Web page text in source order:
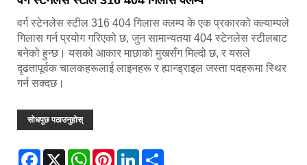
वर्ग स्टेनलेस स्टील 316 404 गिलास क्लम्प के एक प्रकारको क्ल्याम्पले
गिलास गर्न प्रयोग गरिएको छ, जुन सामान्यतया 404 स्टेनलेस स्टीलबाट
बनेको हुन्छ। यसको आकार माछाको मुखसँग मिल्दो छ, र यसले
दृढतापूर्वक चालकहरूलाई लाइनहरू र ह्यान्ड्राइल जस्ता पदहरूमा स्थिर
गर्न सक्दछ।
सोधपुछ पठाउनुहोस्
Facebook
X WhatsAppPinterestLinkedIn